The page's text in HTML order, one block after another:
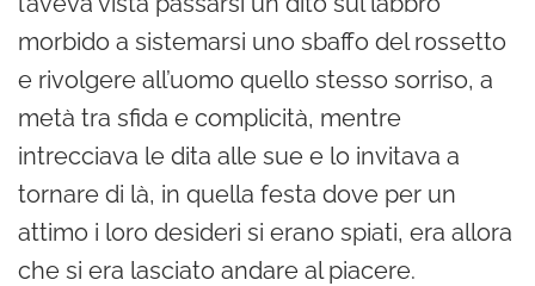
morbido a sistemarsi uno sbaffo del rossetto
e rivolgere all’uomo quello stesso sorriso, a
metà tra sfida e complicità, mentre
intrecciava le dita alle sue e lo invitava a
tornare di là, in quella festa dove per un
attimo i loro desideri si erano spiati, era allora
che si era lasciato andare al piacere.